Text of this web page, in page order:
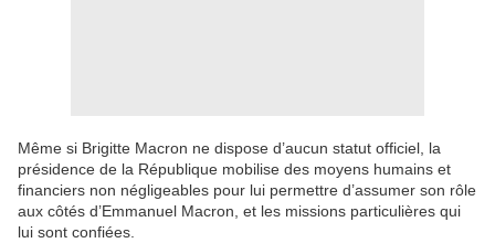
Même si Brigitte Macron ne dispose d’aucun statut officiel, la
présidence de la République mobilise des moyens humains et
financiers non négligeables pour lui permettre d’assumer son rôle
aux côtés d’Emmanuel Macron, et les missions particulières qui
lui sont confiées.